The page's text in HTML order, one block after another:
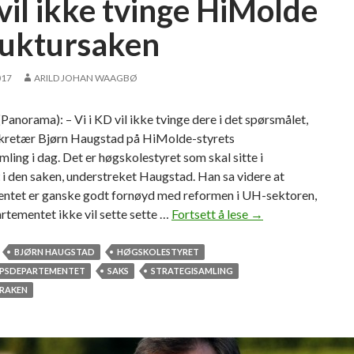
m
U
ikke tvinge HiMolde
ARILD JOHAN WAAGBØ
– Vi i KD vil ikke tvinge dere i det spørsmålet,
Bjørn Haugstad på HiMolde-styrets
i dag. Det er høgskolestyret som skal sitte i
den saken, understreket Haugstad. Han sa videre at
er ganske godt fornøyd med reformen i UH-sektoren,
ikke vil sette sette … Fortsett å lese K
k
→
BJØRN HAUGSTAD
HØGSKOLESTYRET
SAKS
STRATEGISAMLING